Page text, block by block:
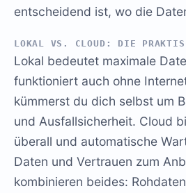
entscheidend ist, wo die
LOKAL VS. CLOUD: DIE
Lokal bedeutet maximale
funktioniert auch ohne
kümmerst du dich selbst um
und Ausfallsicherheit. Cloud
überall und automatische
Daten und Vertrauen zum
kombinieren beides: